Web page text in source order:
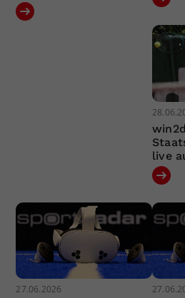
live
27.06.2026